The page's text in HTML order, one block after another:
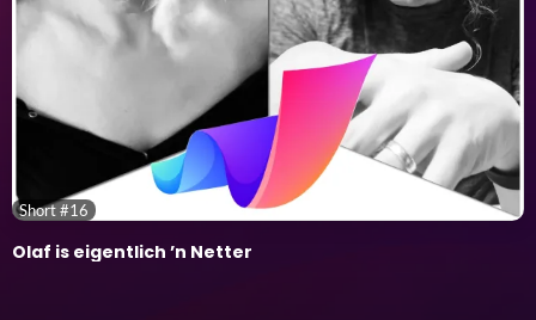
Short #16
Olaf is eigentlich ’n Netter